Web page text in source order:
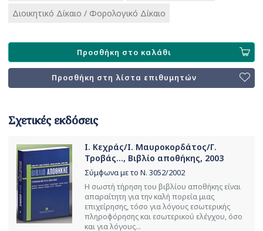
Διοικητικό Δίκαιο / Φορολογικό Δίκαιο
Προσθήκη στο καλάθι
Προσθήκη στη λίστα επιθυμητών
Σχετικές εκδόσεις
Ι. Κεχράς/Ι. Μαυροκορδάτος/Γ.
Τροβάς..., Βιβλίο αποθήκης, 2003
Σύμφωνα με το Ν. 3052/2002
Η σωστή τήρηση του βιβλίου αποθήκης είναι
απαραίτητη για την καλή πορεία μιας
επιχείρησης, τόσο για λόγους εσωτερικής
πληροφόρησης και εσωτερικού ελέγχου, όσο
και για λόγους...